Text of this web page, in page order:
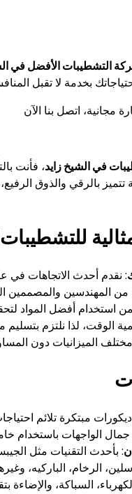
التشطيبات الأفضل في
بخدمة لا تقبل
مجانية، اتصل بنا الآن
في الشيخ زايد، فأنت
بالرقي والذوق
: نقدم أحدث الاتجاهات في
المهندسين والمصممين
استخدام أفضل المواد
الوقت، لذا نلتزم
الميزانيات دون
ديكورات مبتكرة تلائم
جمال الواجهات باستخدام
: بأحدث التقنيات مثل
الرخام، الباركيه،
السباكة، والإضاءة